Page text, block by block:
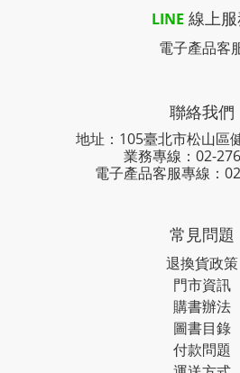
LINE 線上
電子產品客
聯絡我們
地址：105臺北市松山區
業務專線： 02-
電子產品客服專線：
常見問題
退換貨政策
門市資訊
購書辦法
圖書目錄
付款問題